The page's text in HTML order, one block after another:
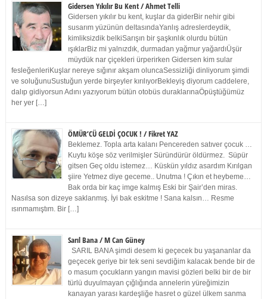
Gidersen Yıkılır Bu Kent / Ahmet Telli
Gidersen yıkılır bu kent, kuşlar da giderBir nehir gibi
susarım yüzünün deltasındaYanlış adreslerdeydik,
kimliksizdik belkiSarışın bir şaşkınlık olurdu bütün
ışıklarBiz mi yalnızdık, durmadan yağmur yağardıÜşür
müydük nar çiçekleri ürperirken Gidersen kim sular
fesleğenleriKuşlar nereye sığınır akşam oluncaSessizliği dinliyorum şimdi
ve soluğunuSustuğun yerde birşeyler kırılıyorBekleyiş diyorum caddelere,
dalıp gidiyorsun Adını yazıyorum bütün otobüs duraklarınaÖpüştüğümüz
her yer […]
ÖMÜR’CÜ GELDİ ÇOCUK ! / Fikret YAZ
Beklemez. Topla arta kalanı Pencereden satıver çocuk …
Kuytu köşe söz verilmişler Süründürür öldürmez. Süpür
gitsen Geç oldu istemez… Küskün yıldız asardım Kırılgan
şiire Yetmez diye geceme.. Unutma ! Çıkın et heybeme…
Bak orda bir kaç imge kalmış Eski bir Şair’den miras.
Nasılsa son dizeye saklanmış. İyi bak eskitme ! Sana kalsın… Resme
ısınmamıştım. Bir […]
Sarıl Bana / M Can Güney
SARIL BANA şimdi desem ki geçecek bu yaşananlar da
geçecek geriye bir tek seni sevdiğim kalacak bende bir de
o masum çocukların yangın mavisi gözleri belki bir de bir
türlü duyulmayan çığlığında annelerin yüreğimizin
kanayan yarası kardeşliğe hasret o güzel ülkem sanma